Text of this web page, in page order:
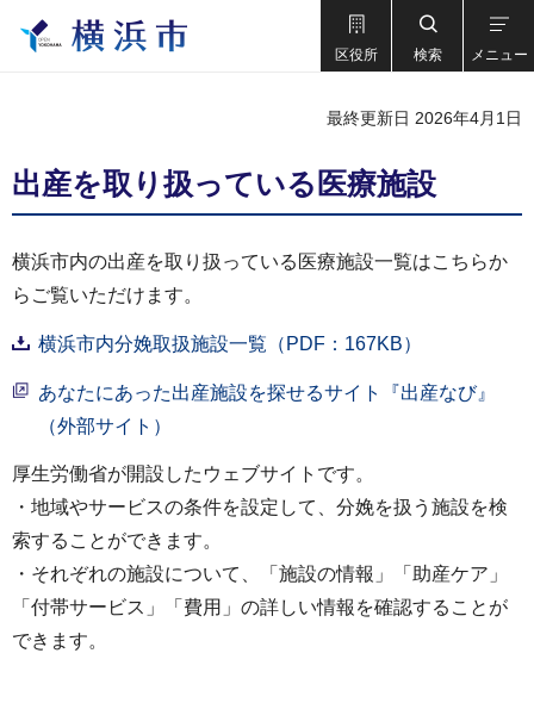
区役所 検索 メニュー
最終更新日 2026年4月1日
出産を取り扱っている医療施設
横浜市内の出産を取り扱っている医療施設一覧はこちらか
らご覧いただけます。
横浜市内分娩取扱施設一覧（PDF：167KB）
あなたにあった出産施設を探せるサイト『出産なび』
（外部サイト）
厚生労働省が開設したウェブサイトです。
・地域やサービスの条件を設定して、分娩を扱う施設を検
索することができます。
・それぞれの施設について、「施設の情報」「助産ケア」
「付帯サービス」「費用」の詳しい情報を確認することが
できます。